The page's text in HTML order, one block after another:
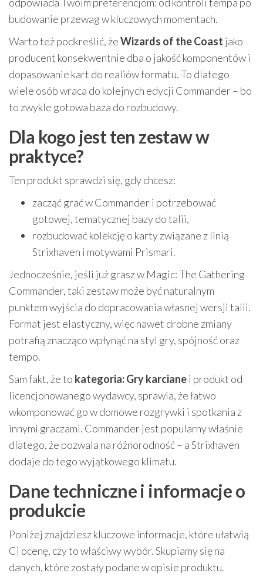
budowanie przewag w kluczowych momentach.
Warto też podkreślić, żeWizards of the Coast jako
producent konsekwentnie dba o jakość komponentów i
dopasowanie kart do realiów formatu. To dlatego
wiele osób wraca do kolejnych edycji Commander – bo
to zwykle gotowa baza do rozbudowy.
Dla kogo jest ten zestaw w
praktyce?
Ten produkt sprawdzi się, gdy chcesz:
zacząć grać w Commander i potrzebować
gotowej, tematycznej bazy do talii,
rozbudować kolekcję o karty związane z linią
Strixhaven i motywami Prismari.
Jednocześnie, jeśli już grasz w Magic: The Gathering
Commander, taki zestaw może być naturalnym
punktem wyjścia do dopracowania własnej wersji talii.
Format jest elastyczny, więc nawet drobne zmiany
potrafią znacząco wpłynąć na styl gry, spójność oraz
tempo.
Sam fakt, że to kategoria: Gry karcianei produkt od
licencjonowanego wydawcy, sprawia, że łatwo
wkomponować go w domowe rozgrywki i spotkania z
innymi graczami. Commander jest popularny właśnie
dlatego, że pozwala na różnorodność – a Strixhaven
dodaje do tego wyjątkowego klimatu.
Dane techniczne i informacje o
produkcie
Poniżej znajdziesz kluczowe informacje, które ułatwią
Ci ocenę, czy to właściwy wybór. Skupiamy się na
danych, które zostały podane w opisie produktu.